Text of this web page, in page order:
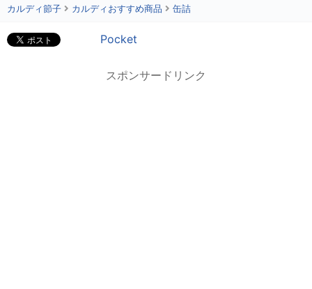
カルディ節子
カルディおすすめ商品 缶詰
Pocket
スポンサードリンク